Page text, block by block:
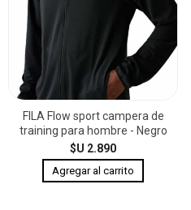
FILA Flow sport campera de
training para hombre - Negro
$U 2.890